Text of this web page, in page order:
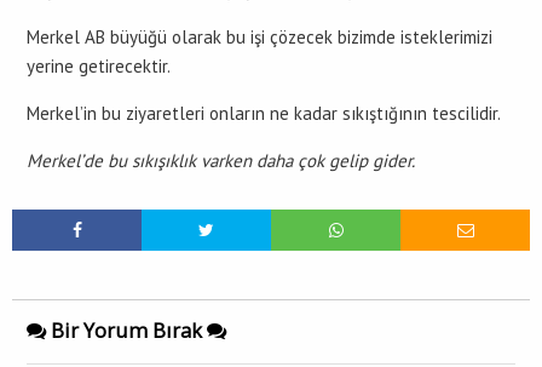
Merkel AB büyüğü olarak bu işi çözecek bizimde isteklerimizi
yerine getirecektir.
Merkel’in bu ziyaretleri onların ne kadar sıkıştığının tescilidir.
Merkel’de bu sıkışıklık varken daha çok gelip gider.
Bir Yorum Bırak